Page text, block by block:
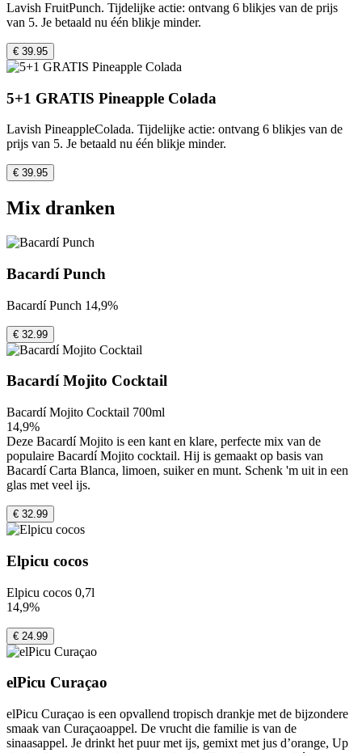
Lavish FruitPunch. Tijdelijke actie: ontvang 6 blikjes van de prijs
van 5. Je betaald nu één blikje minder.
€ 39.95
5+1 GRATIS Pineapple Colada
Lavish PineappleColada. Tijdelijke actie: ontvang 6 blikjes van de
prijs van 5. Je betaald nu één blikje minder.
€ 39.95
Mix dranken
Bacardí Punch
Bacardí Punch 14,9%
€ 32.99
Bacardí Mojito Cocktail
Bacardí Mojito Cocktail 700ml
14,9%
Deze Bacardí Mojito is een kant en klare, perfecte mix van de
populaire Bacardí Mojito cocktail. Hij is gemaakt op basis van
Bacardí Carta Blanca, limoen, suiker en munt. Schenk 'm uit in een
glas met veel ijs.
€ 32.99
Elpicu cocos
Elpicu cocos 0,7l
14,9%
€ 24.99
elPicu Curaçao
elPicu Curaçao is een opvallend tropisch drankje met de bijzondere
smaak van Curaçaoappel. De vrucht die familie is van de
sinaasappel. Je drinkt het puur met ijs, gemixt met jus d’orange, Up